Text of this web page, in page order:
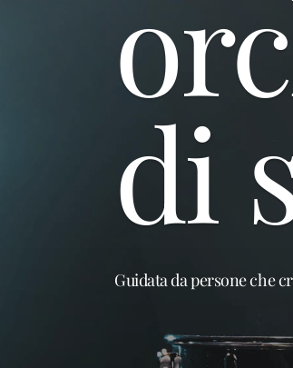
di
Guidata da persone che